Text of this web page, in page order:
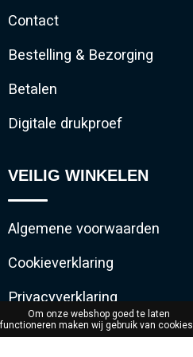
Contact
Bestelling & Bezorging
Betalen
Digitale drukproef
VEILIG WINKELEN
Algemene voorwaarden
Cookieverklaring
Privacyverklaring
Disclaimer
Om onze webshop goed te laten
functioneren maken wij gebruik van cookies.